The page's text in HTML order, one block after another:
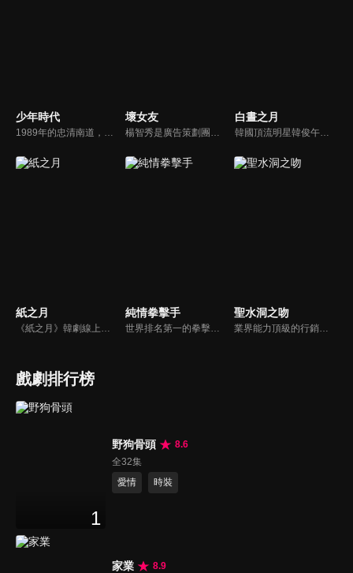
少年時代
1989年的忠清南道，瘦小懦弱的高中生張秉泰，以「在學校不挨打」為人生最大的目標。突然有一天，屬於食物鏈最底層的他，因為父親的關係，搬家轉學到扶餘農高後，竟搖身一變成為學校的老大，遇到了許多意想不到的事件，經歷大反轉。
壞女友
楊智秀是廣告策劃團隊中的王牌。專業形象好又待人親切的形象，給她帶來高人氣也帶來了一些意想不到的麻煩，尤其是在愛情方面。當她發現自己愛上了冷酷的老闆尹泰吳時，她有些驚訝。因為同時間她也開始與文智浩約會。ㄧ顆心徘徊在兩個男人之間的狀況下，智秀尋求她的老朋友郭賢宇的建議...
白晝之月
韓國頂流明星韓俊午拍攝公益廣告時意外身亡，這時一直跟隨在姜英花左右的亡靈趁機透過俊午的身體借屍還魂，更決意將英花置於死地！「俊午」為此不斷接近英花，然而一股神秘力量卻在暗中守護著她，使她不至陷於危險，二人糾纏千年的宿世孽緣也漸漸浮出水面⋯⋯
紙之月
《紙之月》韓劇線上看。家庭主婦劉怡華在婚姻中得不到丈夫關心，日復一日過著枯燥乏味的生活，她開始到銀行上班後想找回自身的價值。不過在一次意外挪用客戶的錢後，她從中嚐到自由的滋味，接著陷入無法自拔的漩渦中。
純情拳擊手
世界排名第一的拳擊選手李權淑在令全韓國為之瘋狂後突然引退並銷聲匿跡；某一天體育經理人的出現並提出了一個讓她無法拒絕的復出提議，而隨之發生的故事。
聖水洞之吻
業界能力頂級的行銷組組長姜娜言，雖是個性冷血的工作狂，但能交出亮眼的工作成績單。遇上公司內MZ世代又期待戀愛的實習生孫恩浩，兩人上年下的相處，因年齡及價值觀不同互相嫌棄。卻因意外接吻捲入「靈魂交換」事件。之後兩人會發生什麼有趣的事呢？
戲劇排行榜
1
野狗骨頭
8.6
全32集
愛情
時裝
家業
8.9